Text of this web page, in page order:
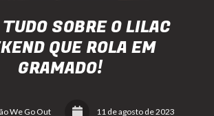
SOBRE O LILAC
QUE ROLA EM
GRAMADO!
We Go Out 11 de agosto de 2023